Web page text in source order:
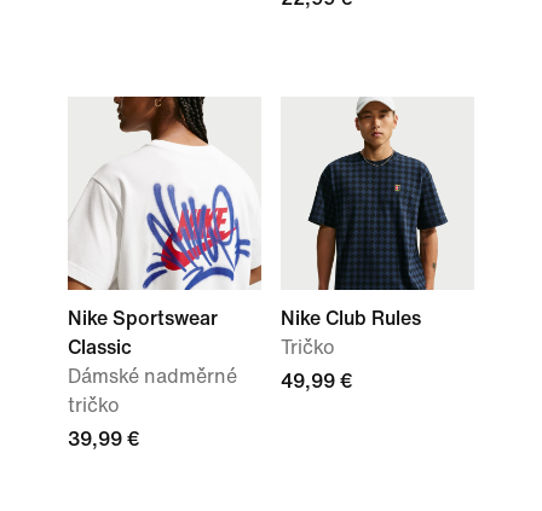
Nike Sportswear
Classic
Dámské nadměrné
tričko
39,99 €
Nike Club Rules
Tričko
49,99 €